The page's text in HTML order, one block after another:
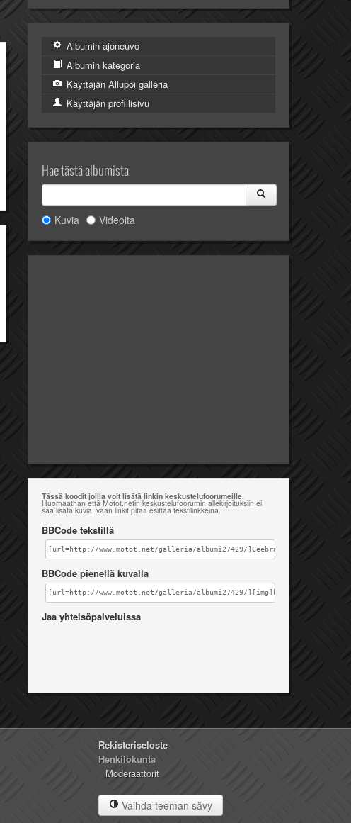
Albumin ajoneuvo
Albumin kategoria
Käyttäjän Allupoi galleria
Käyttäjän profiilisivu
Hae tästä albumista
Kuvia Videoita
Tässä koodit joilla voit lisätä linkin keskustelufoorumeille.
Huomaathan että Motot.netin keskustelufoorumin allekirjoituksiin ei
saa lisätä kuvia, vaan linkit pitää esittää tekstilinkkeinä.
BBCode tekstillä
[url=http://www.motot.net/galleria/albumi27429/]Ceebra[/url]
BBCode pienellä kuvalla
[url=http://www.motot.net/galleria/albumi27429/][img]http://
Jaa yhteisöpalveluissa
Rekisteriseloste
Henkilökunta
Moderaattorit
Vaihda teeman sävy